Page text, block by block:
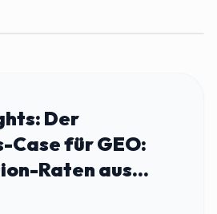
Der
Case für GEO:
Raten aus...